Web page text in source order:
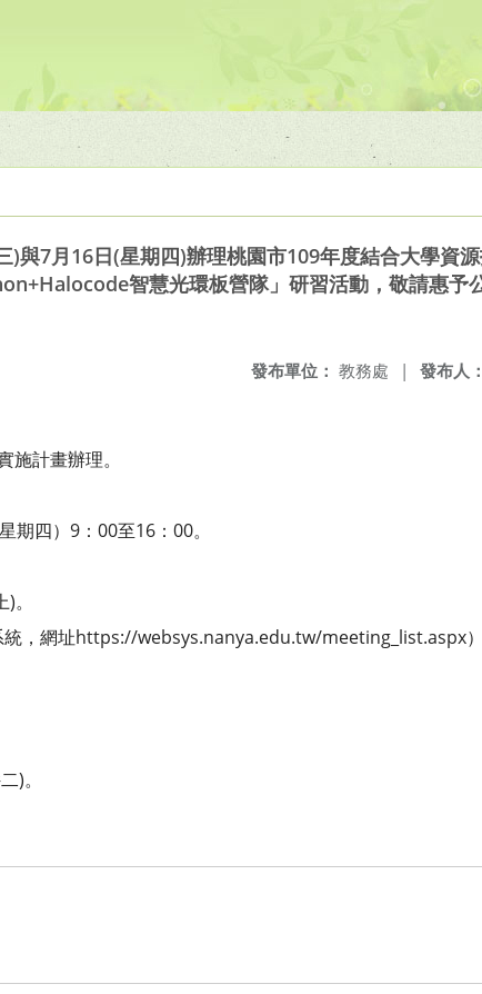
與7月16日(星期四)辦理桃園市109年度結合大學資
智慧光環板營隊」研習活動，敬請惠予
發布人：
發布單位： 教務處 |
計畫辦理。
期四）9：00至16：00。
統，網址https://websys.nanya.edu.tw/meeting_list.aspx
)。